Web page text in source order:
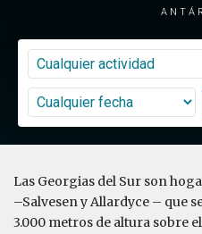
Las Georgias del Sur son
–Salvesen y Allardyce – que
3.000 metros de altura sobre